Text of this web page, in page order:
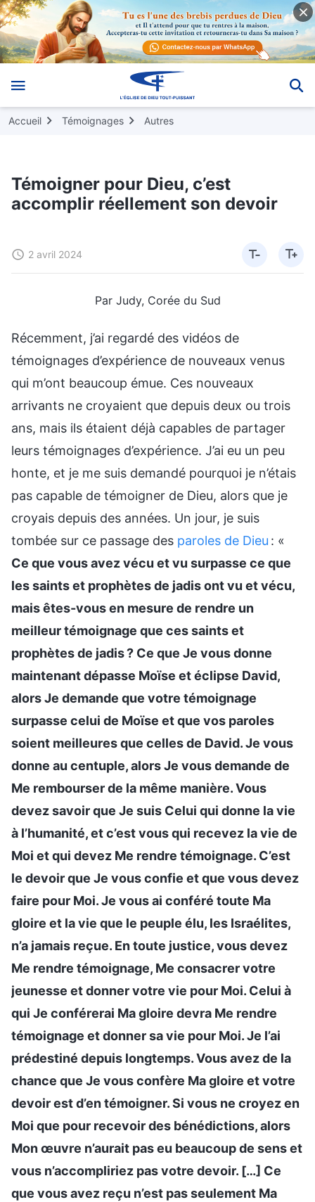
Accueil Témoignages Autres
Témoigner pour Dieu, c’est
accomplir réellement son devoir
2 avril 2024
Par Judy, Corée du Sud
Récemment, j’ai regardé des vidéos de
témoignages d’expérience de nouveaux venus
qui m’ont beaucoup émue. Ces nouveaux
arrivants ne croyaient que depuis deux ou trois
ans, mais ils étaient déjà capables de partager
leurs témoignages d’expérience. J’ai eu un peu
honte, et je me suis demandé pourquoi je n’étais
pas capable de témoigner de Dieu, alors que je
croyais depuis des années. Un jour, je suis
tombée sur ce passage des paroles de Dieu : «
Ce que vous avez vécu et vu surpasse ce que
les saints et prophètes de jadis ont vu et vécu,
mais êtes-vous en mesure de rendre un
meilleur témoignage que ces saints et
prophètes de jadis ? Ce que Je vous donne
maintenant dépasse Moïse et éclipse David,
alors Je demande que votre témoignage
surpasse celui de Moïse et que vos paroles
soient meilleures que celles de David. Je vous
donne au centuple, alors Je vous demande de
Me rembourser de la même manière. Vous
devez savoir que Je suis Celui qui donne la vie
à l’humanité, et c’est vous qui recevez la vie de
Moi et qui devez Me rendre témoignage. C’est
le devoir que Je vous confie et que vous devez
faire pour Moi. Je vous ai conféré toute Ma
gloire et la vie que le peuple élu, les Israélites,
n’a jamais reçue. En toute justice, vous devez
Me rendre témoignage, Me consacrer votre
jeunesse et donner votre vie pour Moi. Celui à
qui Je conférerai Ma gloire devra Me rendre
témoignage et donner sa vie pour Moi. Je l’ai
prédestiné depuis longtemps. Vous avez de la
chance que Je vous confère Ma gloire et votre
devoir est d’en témoigner. Si vous ne croyez en
Moi que pour recevoir des bénédictions, alors
Mon œuvre n’aurait pas eu beaucoup de sens et
vous n’accompliriez pas votre devoir. […] Ce
que vous avez reçu n’est pas seulement Ma